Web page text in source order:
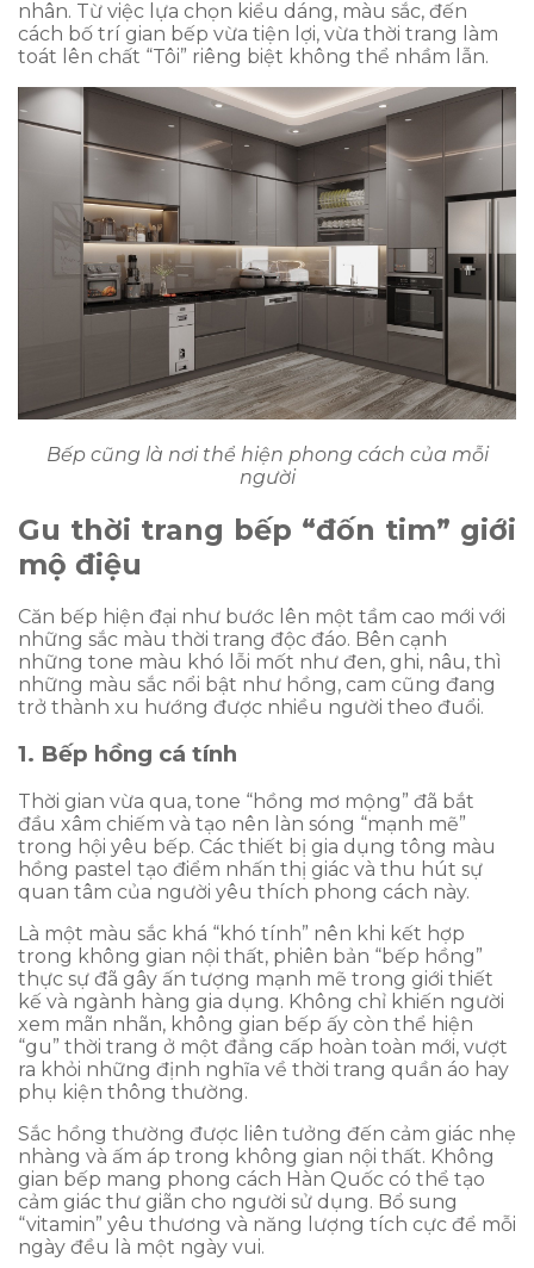
nhân. Từ việc lựa chọn kiểu dáng, màu sắc, đến
cách bố trí gian bếp vừa tiện lợi, vừa thời trang làm
toát lên chất “Tôi” riêng biệt không thể nhầm lẫn.
Bếp cũng là nơi thể hiện phong cách của mỗi
người
Gu thời trang bếp “đốn tim” giới
mộ điệu
Căn bếp hiện đại như bước lên một tầm cao mới với
những sắc màu thời trang độc đáo. Bên cạnh
những tone màu khó lỗi mốt như đen, ghi, nâu, thì
những màu sắc nổi bật như hồng, cam cũng đang
trở thành xu hướng được nhiều người theo đuổi.
1. Bếp hồng cá tính
Thời gian vừa qua, tone “hồng mơ mộng” đã bắt
đầu xâm chiếm và tạo nên làn sóng “mạnh mẽ”
trong hội yêu bếp. Các thiết bị gia dụng tông màu
hồng pastel tạo điểm nhấn thị giác và thu hút sự
quan tâm của người yêu thích phong cách này.
Là một màu sắc khá “khó tính” nên khi kết hợp
trong không gian nội thất, phiên bản “bếp hồng”
thực sự đã gây ấn tượng mạnh mẽ trong giới thiết
kế và ngành hàng gia dụng. Không chỉ khiến người
xem mãn nhãn, không gian bếp ấy còn thể hiện
“gu” thời trang ở một đẳng cấp hoàn toàn mới, vượt
ra khỏi những định nghĩa về thời trang quần áo hay
phụ kiện thông thường.
Sắc hồng thường được liên tưởng đến cảm giác nhẹ
nhàng và ấm áp trong không gian nội thất. Không
gian bếp mang phong cách Hàn Quốc có thể tạo
cảm giác thư giãn cho người sử dụng. Bổ sung
“vitamin” yêu thương và năng lượng tích cực để mỗi
ngày đều là một ngày vui.